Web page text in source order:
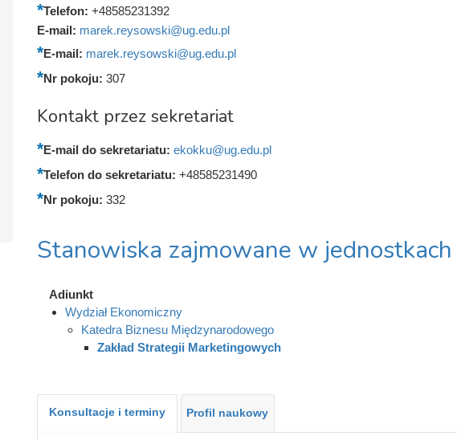
Telefon: +48585231392
E-mail: marek.reysowski@ug.edu.pl
E-mail: marek.reysowski@ug.edu.pl
Nr pokoju: 307
Kontakt przez sekretariat
E-mail do sekretariatu: ekokku@ug.edu.pl
Telefon do sekretariatu: +48585231490
Nr pokoju: 332
Stanowiska zajmowane w jednostkach
Adiunkt
Wydział Ekonomiczny
Katedra Biznesu Międzynarodowego
Zakład Strategii Marketingowych
Konsultacje i terminy Profil naukowy